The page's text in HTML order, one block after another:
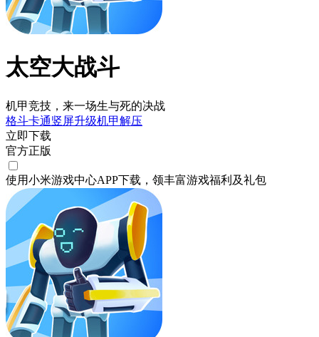
太空大战斗
机甲竞技，来一场生与死的决战
格斗卡通竖屏升级机甲解压
立即下载
官方正版
使用小米游戏中心APP下载 ，领丰富游戏福利 及礼包